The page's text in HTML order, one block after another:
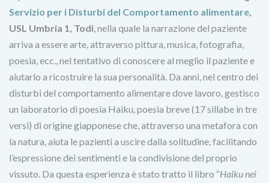
Servizio per i Disturbi del Comportamento alimentare,
USL Umbria 1, Todi, nella quale la narrazione del paziente
arriva a essere arte, attraverso pittura, musica, fotografia,
poesia, ecc., nel tentativo di conoscere al meglio il paziente e
aiutarlo a ricostruire la sua personalità. Da anni, nel centro dei
disturbi del comportamento alimentare dove lavoro, gestisco
un laboratorio di poesia Haiku, poesia breve (17 sillabe in tre
versi) di origine giapponese che, attraverso una metafora con
la natura, aiuta le pazienti a uscire dalla solitudine, facilitando
l’espressione dei sentimenti e la condivisione del proprio
vissuto. Da questa esperienza è stato tratto il libro “Haiku nei